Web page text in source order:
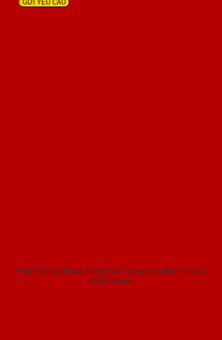
Phản hồi của khách hàng khi sử dụng sản phẩm cửa tại
SaiGonDoor